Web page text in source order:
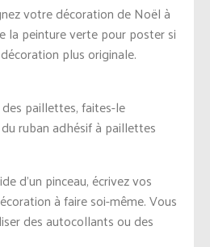
votre décoration de Noël à
la peinture verte pour poster si
plus originale.
paillettes, faites-le
ruban adhésif à paillettes
d’un pinceau, écrivez vos
à faire soi-même. Vous
des autocollants ou des